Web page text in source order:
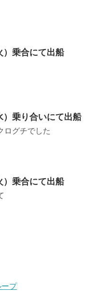
）乗合にて出船
）乗り合いにて出船
ログチでした
）乗合にて出船
ープ